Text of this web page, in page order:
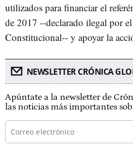
utilizados para financiar el
de 2017 --declarado ilegal por
Constitucional-- y apoyar la
NEWSLETTER CRÓNICA
Apúntate a la newsletter de
las noticias más importantes